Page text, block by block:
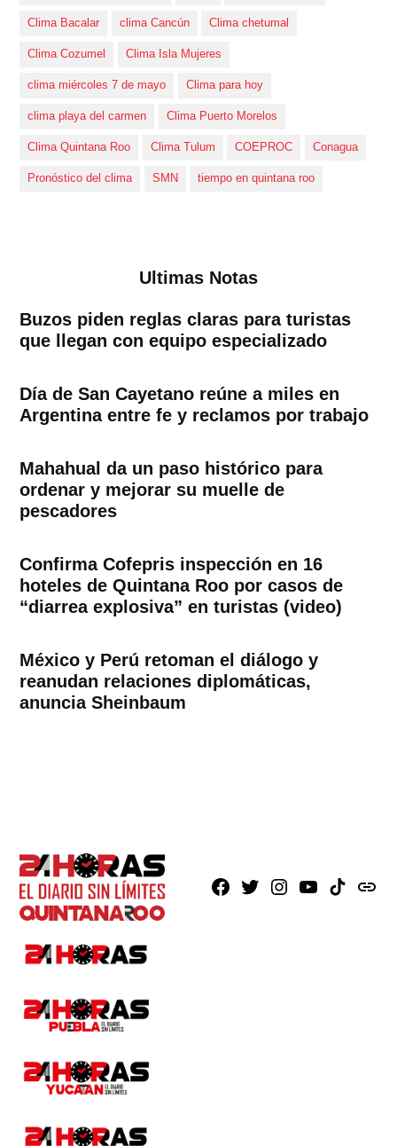
Clima Bacalar clima Cancún Clima chetumal
Clima Cozumel Clima Isla Mujeres
clima miércoles 7 de mayo Clima para hoy
clima playa del carmen Clima Puerto Morelos
Clima Quintana Roo Clima Tulum COEPROC Conagua
Pronóstico del clima SMN tiempo en quintana roo
Ultimas Notas
Buzos piden reglas claras para turistas
que llegan con equipo especializado
Día de San Cayetano reúne a miles en
Argentina entre fe y reclamos por trabajo
Mahahual da un paso histórico para
ordenar y mejorar su muelle de
pescadores
Confirma Cofepris inspección en 16
hoteles de Quintana Roo por casos de
“diarrea explosiva” en turistas (video)
México y Perú retoman el diálogo y
reanudan relaciones diplomáticas,
anuncia Sheinbaum
Facebook
X Instagram
YoutubeTikTokissuu